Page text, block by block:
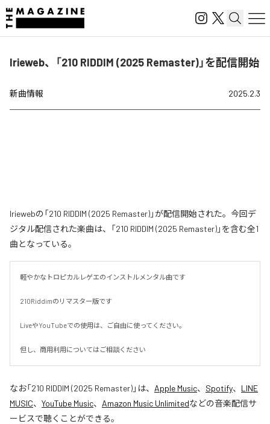
Irieweb、「210 RIDDIM (2025 Remaster)」を配信開始
新曲情報 2025.2.3
Iriewebの「210 RIDDIM (2025 Remaster)」が配信開始された。今回デ
ジタル配信された楽曲は、「210 RIDDIM (2025 Remaster)」を含む全1
曲となっている。
軽やかなトロピカルレゲエのインストルメンタル曲です
210Riddimのリマスター版です
LiveやYouTubeでの使用は、ご自由に使ってください。
但し、商用利用についてはご相談ください
なお「210 RIDDIM (2025 Remaster)」は、 Apple Music、 Spotify、 LINE
MUSIC、 YouTube Music、 Amazon Music Unlimitedなどの音楽配信サ
ービスで聴くことができる。